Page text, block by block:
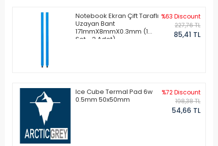
Notebook Ekran Çift Taraflı
Uzayan Bant
171mmX8mmX0.3mm (1
Set - 2 Adet)
%63 Discount
227,76 TL
85,41 TL
Ice Cube Termal Pad 6w
0.5mm 50x50mm
%72 Discount
198,38 TL
54,66 TL